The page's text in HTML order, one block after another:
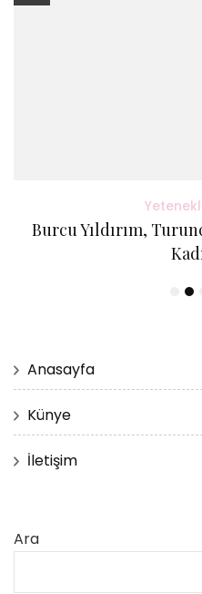
Burcu Yıldırım,
Anasayfa
Künye
İletişim
Ara